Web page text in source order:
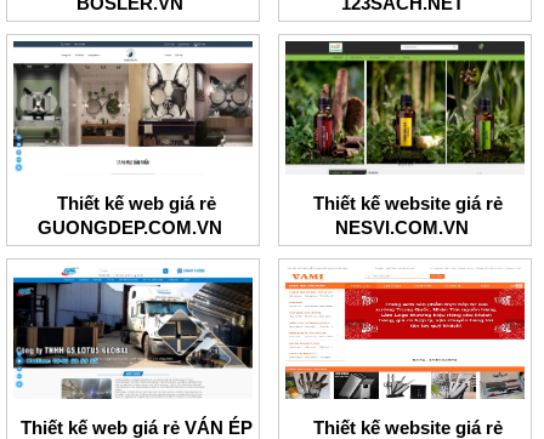
Thiết kế web giá rẻ
GUONGDEP.COM.VN
Thiết kế website giá rẻ
NESVI.COM.VN
Thiết kế web giá rẻ VÁN ÉP
Thiết kế website giá rẻ